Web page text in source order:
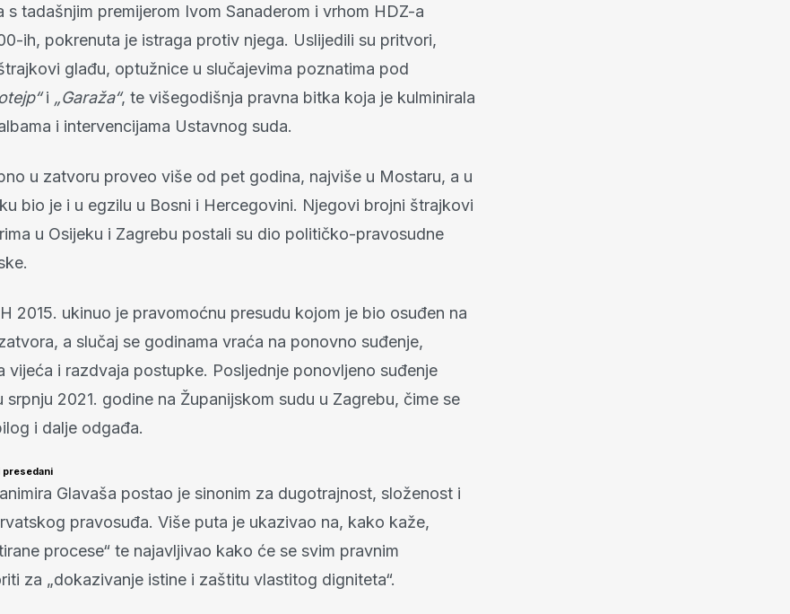
s tadašnjim premijerom Ivom Sanaderom i vrhom HDZ-a
ih, pokrenuta je istraga protiv njega. Uslijedili su pritvori,
glađu, optužnice u slučajevima poznatima pod
i „Garaža“, te višegodišnja pravna bitka koja je kulminirala
i intervencijama Ustavnog suda.
u zatvoru proveo više od pet godina, najviše u Mostaru, a u
bio je i u egzilu u Bosni i Hercegovini. Njegovi brojni štrajkovi
u Osijeku i Zagrebu postali su dio političko-pravosudne
2015. ukinuo je pravomoćnu presudu kojom je bio osuđen na
a slučaj se godinama vraća na ponovno suđenje,
vijeća i razdvaja postupke. Posljednje ponovljeno suđenje
srpnju 2021. godine na Županijskom sudu u Zagrebu, čime se
i dalje odgađa.
presedani
Glavaša postao je sinonim za dugotrajnost, složenost i
pravosuđa. Više puta je ukazivao na, kako kaže,
procese“ te najavljivao kako će se svim pravnim
za „dokazivanje istine i zaštitu vlastitog digniteta“.